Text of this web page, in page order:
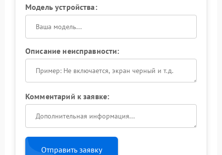
Модель устройства:
Описание неисправности:
Комментарий к заявке:
Отправить заявку